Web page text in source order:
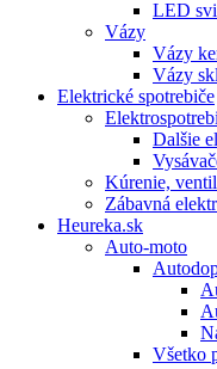
LED
Vázy
Vázy
Vázy
Elektrické spotrebiče
Dalšie
Kúrenie,
Zábavná
Heureka.sk
Auto-moto
Všetko